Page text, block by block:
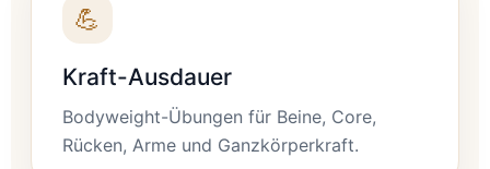
💪
Kraft-Ausdauer
Bodyweight-Übungen für Beine, Core,
Rücken, Arme und Ganzkörperkraft.